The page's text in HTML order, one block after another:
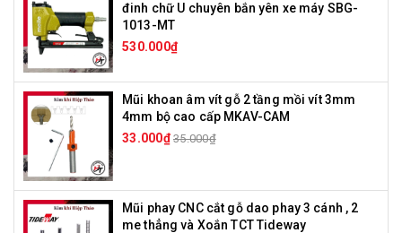
đinh chữ U chuyên bắn yên xe máy SBG-
1013-MT
530.000₫
Mũi khoan âm vít gỗ 2 tầng mồi vít 3mm
4mm bộ cao cấp MKAV-CAM
33.000₫ 35.000₫
Mũi phay CNC cắt gỗ dao phay 3 cánh , 2
me thẳng và Xoắn TCT Tideway